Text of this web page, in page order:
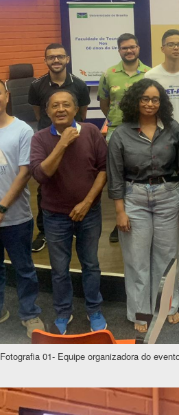
Fotografia 01- Equipe organizadora do